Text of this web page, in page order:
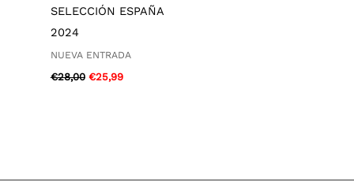
SELECCIÓN ESPAÑA
2024
NUEVA ENTRADA
€28,00 €25,99